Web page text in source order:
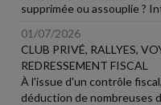
supprimée ou assouplie ?
01/07/2026
CLUB PRIVÉ, RALLYES,
REDRESSEMENT FISCAL
À l'issue d'un contrôle
déduction de nombreuses